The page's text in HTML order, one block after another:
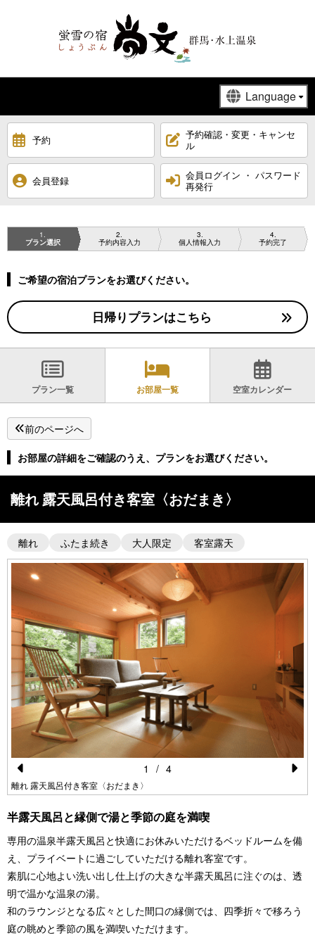
予約
予約確認・変更・キャンセ
ル
会員登録
会員ログイン ・ パスワード
再発行
1
プラン選択
2
予約内容入力
3
個人情報入力
4
予約完了
ご希望の宿泊プランをお選びください。
日帰りプランはこちら
プラン一覧 お部屋一覧 空室カレンダー
前のページへ
お部屋の詳細をご確認のうえ、プランをお選びください。
離れ 露天風呂付き客室〈おだまき〉
離れ ふたま続き 大人限定 客室露天
Pr
e
vi
o
u
s
離れ 露天風呂付き客室〈おだまき〉
1 / 4
半露天風呂と縁側で湯と季節の庭を満喫
専用の温泉半露天風呂と快適にお休みいただけるベッドルームを備
え、プライベートに過ごしていただける離れ客室です。
素肌に心地よい洗い出し仕上げの大きな半露天風呂に注ぐのは、透
明で温かな温泉の湯。
和のラウンジとなる広々とした間口の縁側では、四季折々で移ろう
庭の眺めと季節の風を満喫いただけます。